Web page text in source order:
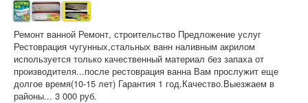
Ремонт ванной Ремонт, строительство Предложение услуг
Рестоврация чугунных,стальных ванн наливным акрилом
используется только качественный материал без запаха от
производителя...после рестоврация ванна Вам прослужит еще
долгое время(10-15 лет) Гарантия 1 год.Качество.Выезжаем в
районы... 3 000 руб.